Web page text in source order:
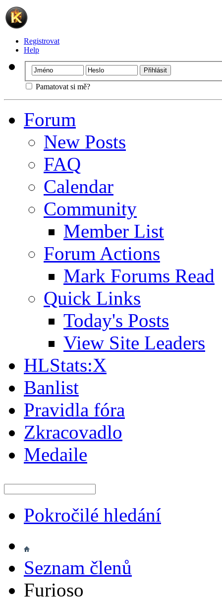
Registrovat
Help
Pamatovat si mě?
Forum
New Posts
FAQ
Calendar
Community
Member List
Forum Actions
Mark Forums Read
Quick Links
Today's Posts
View Site Leaders
HLStats:X
Banlist
Pravidla fóra
Zkracovadlo
Medaile
Pokročilé hledání
Seznam členů
Furioso